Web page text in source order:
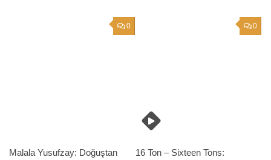
0
Malala Yusufzay: Doğuştan
0
16 Ton – Sixteen Tons: